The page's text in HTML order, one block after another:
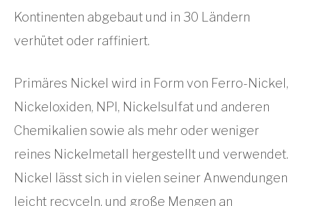
Kontinenten abgebaut und in 30 Ländern
verhütet oder raffiniert.
Primäres Nickel wird in Form von Ferro-Nickel,
Nickeloxiden, NPI, Nickelsulfat und anderen
Chemikalien sowie als mehr oder weniger
reines Nickelmetall hergestellt und verwendet.
Nickel lässt sich in vielen seiner Anwendungen
leicht recyceln, und große Mengen an